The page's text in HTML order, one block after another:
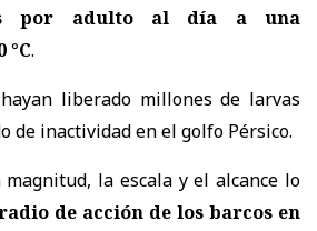
por adulto al día a una
°C.
liberado millones de larvas
de inactividad en el golfo Pérsico.
la escala y el alcance lo
de acción de los barcos en